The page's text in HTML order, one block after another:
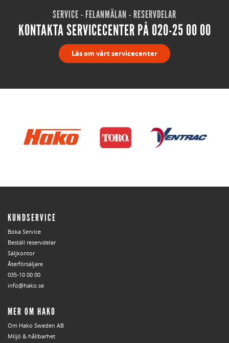
SERVICE - FELANMÄLAN - RESERVDELAR
KONTAKTA SERVICECENTER PÅ 020-25 00 00
Läs om vårt servicecenter
KUNDSERVICE
Boka Service
Beställ reservdelar
Säljkontor
Återförsäljare
035-10 00 00
info@hako.se
MER OM HAKO
Om Hako Sweden AB
Miljö & hållbarhet